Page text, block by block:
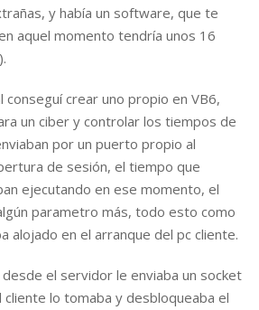
y había un software, que te
aquel momento tendría unos 16
conseguí crear uno propio en VB6,
un ciber y controlar los tiempos de
por un puerto propio al
de sesión, el tiempo que
ejecutando en ese momento, el
parametro más, todo esto como
alojado en el arranque del pc cliente.
el servidor le enviaba un socket
cliente lo tomaba y desbloqueaba el